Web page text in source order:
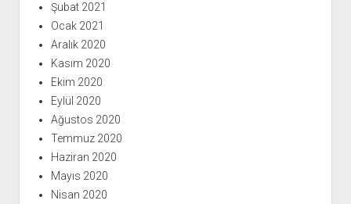
Şubat 2021
Ocak 2021
Aralık 2020
Kasım 2020
Ekim 2020
Eylül 2020
Ağustos 2020
Temmuz 2020
Haziran 2020
Mayıs 2020
Nisan 2020